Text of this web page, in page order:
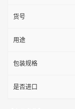
货号
用途
包装规格
是否进口